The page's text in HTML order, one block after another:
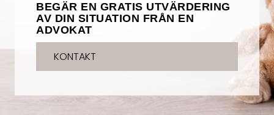
BEGÄR EN GRATIS UTVÄRDERING
AV DIN SITUATION FRÅN EN
ADVOKAT
KONTAKT